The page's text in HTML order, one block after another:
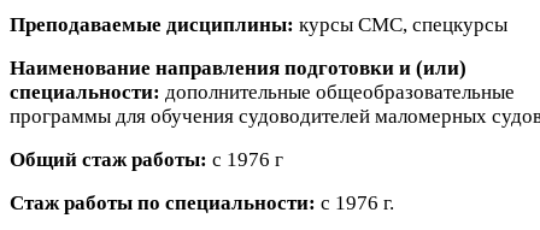
Преподаваемые дисциплины: курсы СМС, спецкурсы
Наименование направления подготовки и (или)
специальности: дополнительные общеобразовательные
программы для обучения судоводителей маломерных
Общий стаж работы: с 1976 г
Стаж работы по специальности: с 1976 г.